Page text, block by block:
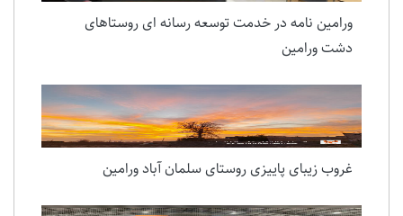
ورامین نامه در خدمت توسعه رسانه ای روستاهای
دشت ورامین
غروب زیبای پاییزی روستای سلمان آباد ورامین